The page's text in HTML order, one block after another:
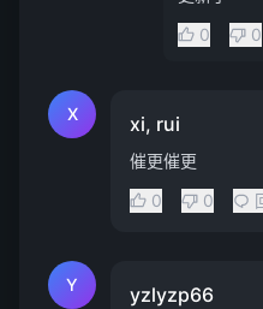
0
0
X xi, rui
催更催更
0
0
Y yzlyzp66